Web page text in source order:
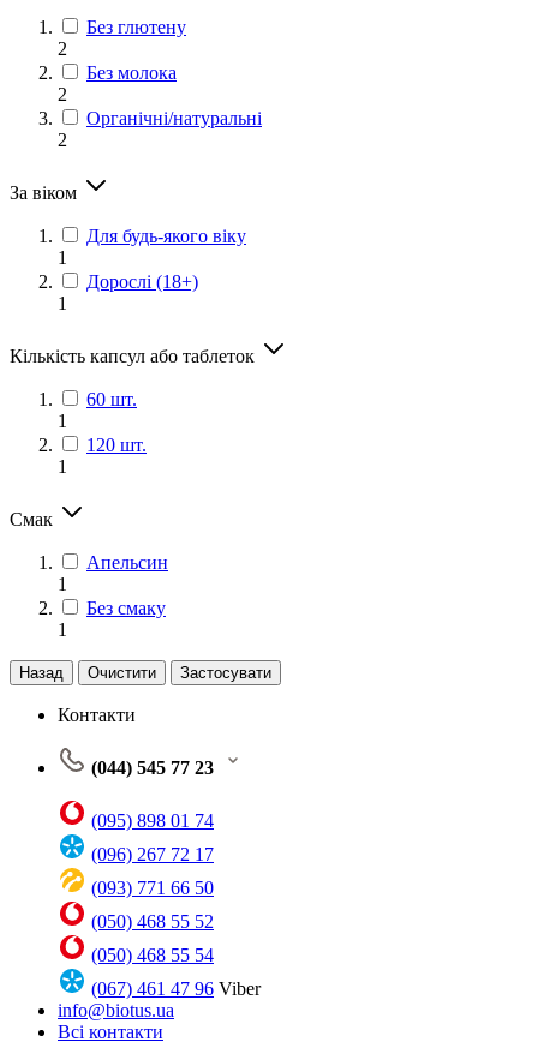
Без глютену
2
Без молока
2
Органічні/натуральні
2
За віком
Для будь-якого віку
1
Дорослі (18+)
1
Кількість капсул або таблеток
60 шт.
1
120 шт.
1
Смак
Апельсин
1
Без смаку
1
Назад Очистити Застосувати
Контакти
(044) 545 77 23
(095) 898 01 74
(096) 267 72 17
(093) 771 66 50
(050) 468 55 52
(050) 468 55 54
(067) 461 47 96 Viber
info@biotus.ua
Всі контакти